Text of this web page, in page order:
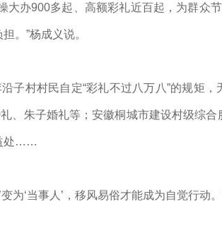
大办900多起、高额彩礼近百起，为群众
。”杨成义说。
子村村民自定“彩礼不过八万八”的规矩
、朱子婚礼等；安徽桐城市建设村级综
处……
为‘当事人’，移风易俗才能成为自觉行动